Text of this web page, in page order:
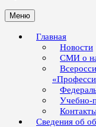
Меню
Главная
Новости
СМИ о
Учебно-
Сведения об